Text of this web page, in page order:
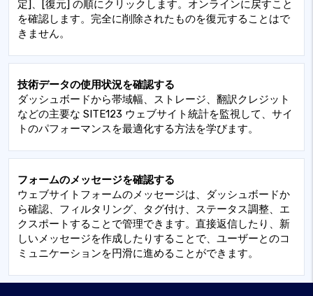
定]、[復元] の順にクリックします。オンラインに戻すこと
を確認します。完全に削除されたものを復元することはで
きません。
技術データの使用状況を確認する
ダッシュボードから帯域幅、ストレージ、翻訳クレジット
などの主要な SITE123 ウェブサイト統計を監視して、サイ
トのパフォーマンスを最適化する方法を学びます。
フォームのメッセージを確認する
ウェブサイトフォームのメッセージは、ダッシュボードか
ら確認、フィルタリング、タグ付け、ステータス調整、エ
クスポートすることで管理できます。直接返信したり、新
しいメッセージを作成したりすることで、ユーザーとのコ
ミュニケーションを円滑に進めることができます。